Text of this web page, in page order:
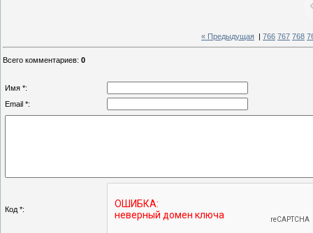
« Предыдущая 766 767 768
Всего комментариев: 0
Имя *:
Email *:
Код *: